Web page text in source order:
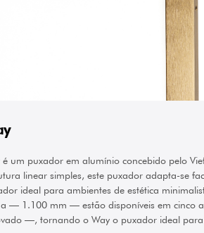
é um puxador em alumínio concebido pelo
linear simples, este puxador adapta-se
ideal para ambientes de estética
— 1.100 mm — estão disponíveis em cinco
—, tornando o Way o puxador ideal